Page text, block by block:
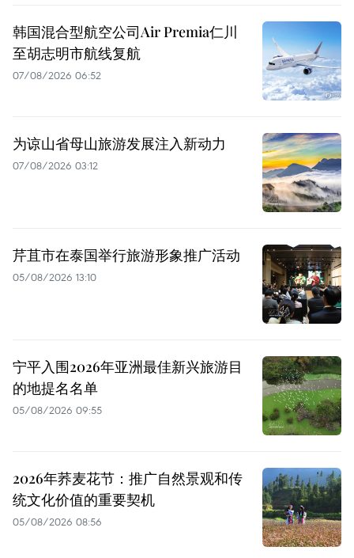
韩国混合型航空公司Air Premia仁川
至胡志明市航线复航
07/08/2026 06:52
为谅山省母山旅游发展注入新动力
07/08/2026 03:12
芹苴市在泰国举行旅游形象推广活动
05/08/2026 13:10
宁平入围2026年亚洲最佳新兴旅游目
的地提名名单
05/08/2026 09:55
2026年荞麦花节：推广自然景观和传
统文化价值的重要契机
05/08/2026 08:56